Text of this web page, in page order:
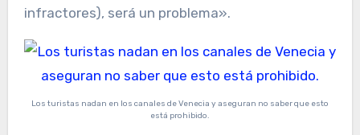
infractores), será un problema».
Los turistas nadan en los canales de Venecia y aseguran no saber que esto
está prohibido.